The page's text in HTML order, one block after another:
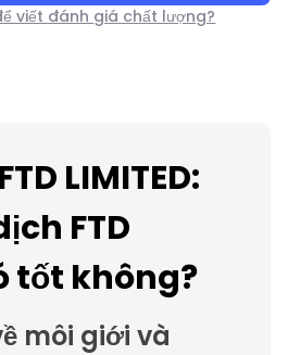
viết đánh giá chất lượng?
LIMITED:
FTD
tốt không?
môi giới và